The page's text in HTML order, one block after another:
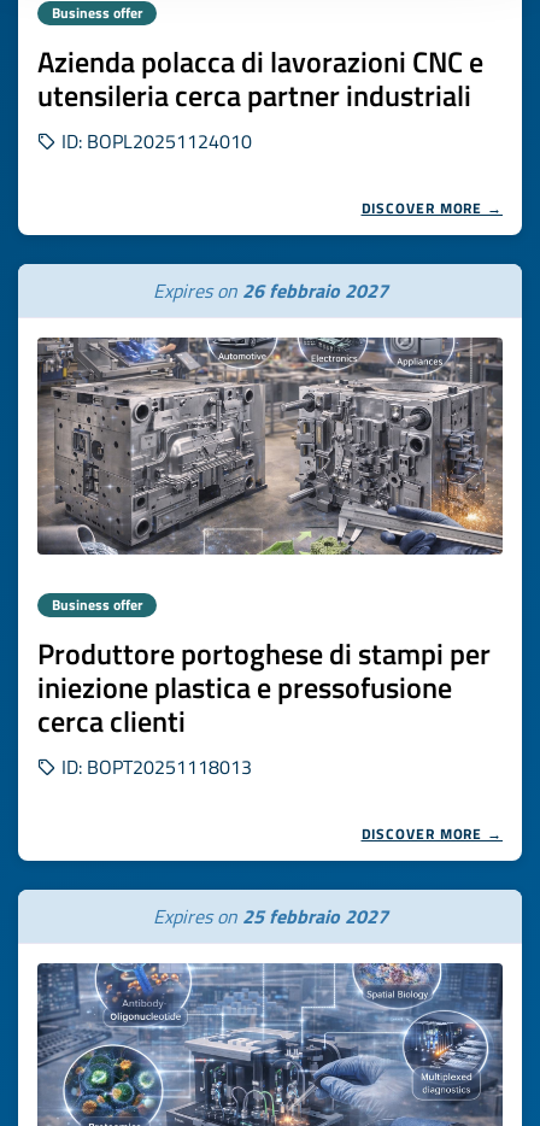
Business offer
Azienda polacca di lavorazioni CNC e
utensileria cerca partner industriali
ID: BOPL20251124010
DISCOVER MORE →
Expires on 26 febbraio 2027
Business offer
Produttore portoghese di stampi per
iniezione plastica e pressofusione
cerca clienti
ID: BOPT20251118013
DISCOVER MORE →
Expires on 25 febbraio 2027